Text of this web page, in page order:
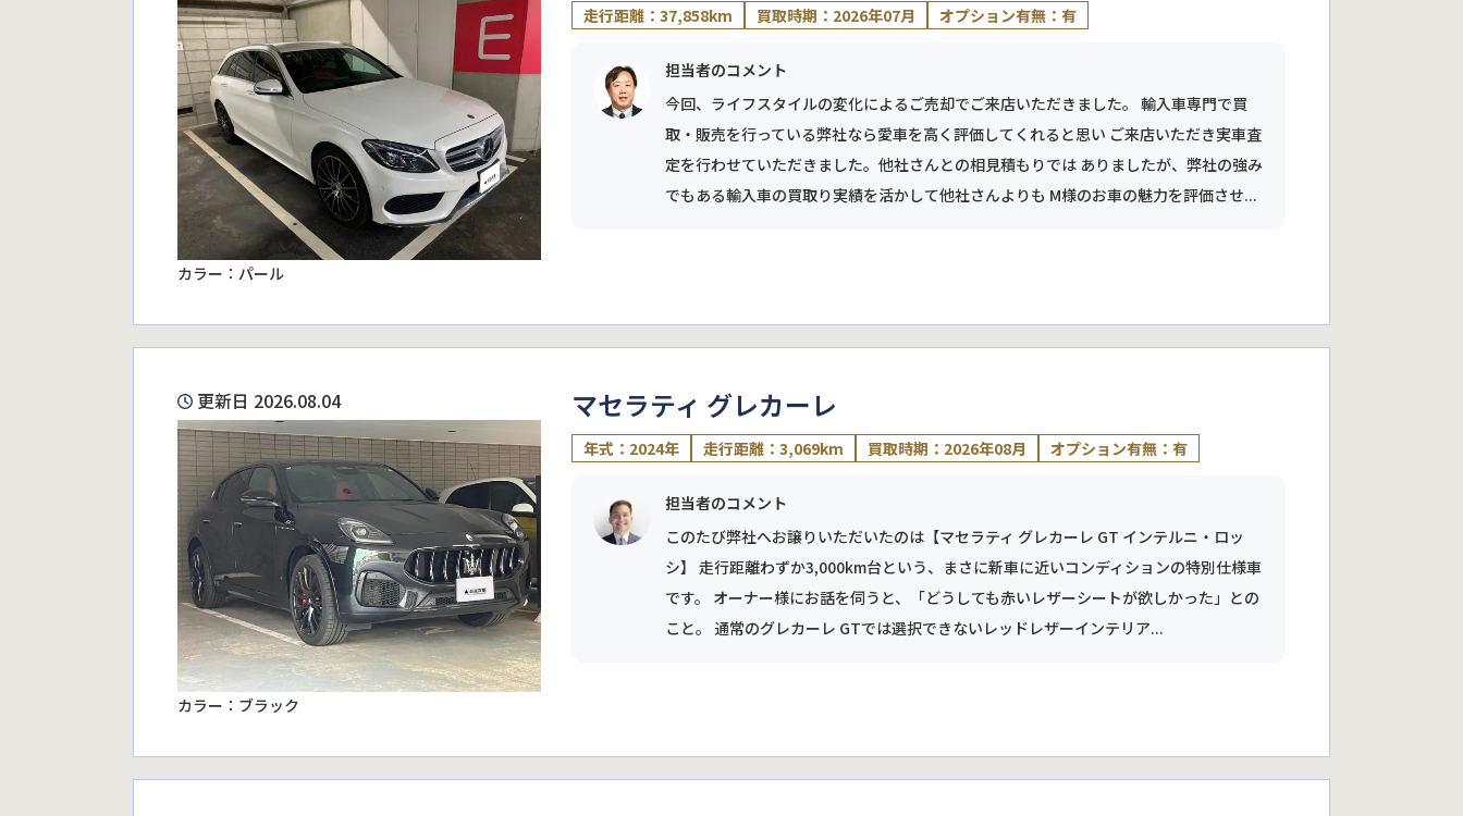
カラー：パール
走行距離：37,858km 買取時期：2026年07月 オプション有無：有
担当者のコメント
今回、ライフスタイルの変化によるご売却でご来店いただきました。 輸入車専門で買
取・販売を行っている弊社なら愛車を高く評価してくれると思い ご来店いただき実車査
定を行わせていただきました。他社さんとの相見積もりでは ありましたが、弊社の強み
でもある輸入車の買取り実績を活かして他社さんよりも M様のお車の魅力を評価させ...
更新日 2026.08.04
カラー：ブラック
マセラティ グレカーレ
年式：2024年 走行距離：3,069km 買取時期：2026年08月 オプション有無：有
担当者のコメント
このたび弊社へお譲りいただいたのは【マセラティ グレカーレ GT インテルニ・ロッ
シ】 走行距離わずか3,000km台という、まさに新車に近いコンディションの特別仕様車
です。 オーナー様にお話を伺うと、「どうしても赤いレザーシートが欲しかった」との
こと。 通常のグレカーレ GTでは選択できないレッドレザーインテリア...